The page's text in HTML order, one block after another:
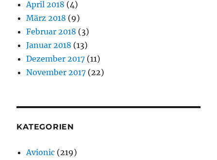
April 2018 (4)
März 2018 (9)
Februar 2018 (3)
Januar 2018 (13)
Dezember 2017 (11)
November 2017 (22)
KATEGORIEN
Avionic (219)